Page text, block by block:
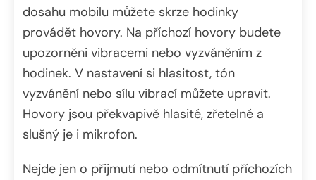
dosahu mobilu můžete skrze hodinky
provádět hovory. Na příchozí hovory budete
upozorněni vibracemi nebo vyzváněním z
hodinek. V nastavení si hlasitost, tón
vyzvánění nebo sílu vibrací můžete upravit.
Hovory jsou překvapivě hlasité, zřetelné a
slušný je i mikrofon.
Nejde jen o přijmutí nebo odmítnutí příchozích